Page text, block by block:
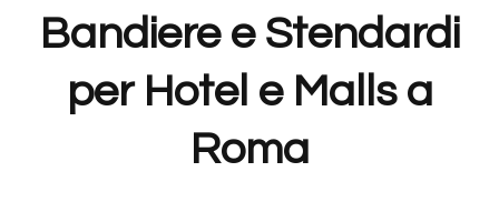
Bandiere e Stendardi
per Hotel e Malls a
Roma